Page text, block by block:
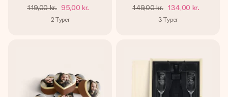
119,00 kr. 95,00 kr.
2 Typer
149,00 kr. 134,00 kr.
3 Typer